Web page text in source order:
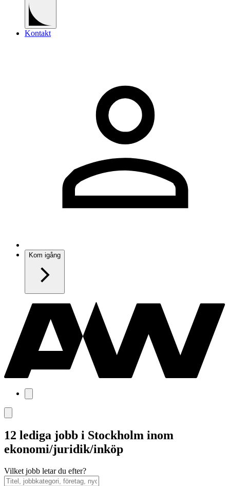
Kontakt
Kom igång
12 lediga jobb i Stockholm inom
ekonomi/juridik/inköp
Vilket jobb letar du efter?